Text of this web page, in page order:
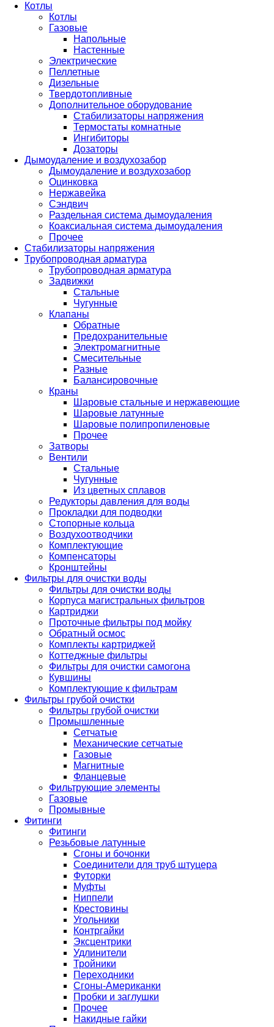
Котлы
Котлы
Газовые
Напольные
Настенные
Электрические
Пеллетные
Дизельные
Твердотопливные
Дополнительное оборудование
Стабилизаторы напряжения
Термостаты комнатные
Ингибиторы
Дозаторы
Дымоудаление и воздухозабор
Дымоудаление и воздухозабор
Оцинковка
Нержавейка
Сэндвич
Раздельная система дымоудаления
Коаксиальная система дымоудаления
Прочее
Стабилизаторы напряжения
Трубопроводная арматура
Трубопроводная арматура
Задвижки
Стальные
Чугунные
Клапаны
Обратные
Предохранительные
Электромагнитные
Смесительные
Разные
Балансировочные
Краны
Шаровые стальные и нержавеющие
Шаровые латунные
Шаровые полипропиленовые
Прочее
Затворы
Вентили
Стальные
Чугунные
Из цветных сплавов
Редукторы давления для воды
Прокладки для подводки
Стопорные кольца
Воздухоотводчики
Комплектующие
Компенсаторы
Кронштейны
Фильтры для очистки воды
Фильтры для очистки воды
Корпуса магистральных фильтров
Картриджи
Проточные фильтры под мойку
Обратный осмос
Комплекты картриджей
Коттеджные фильтры
Фильтры для очистки самогона
Кувшины
Комплектующие к фильтрам
Фильтры грубой очистки
Фильтры грубой очистки
Промышленные
Сетчатые
Механические сетчатые
Газовые
Магнитные
Фланцевые
Фильтрующие элементы
Газовые
Промывные
Фитинги
Фитинги
Резьбовые латунные
Сгоны и бочонки
Соединители для труб штуцера
Футорки
Муфты
Ниппели
Крестовины
Угольники
Контргайки
Эксцентрики
Удлинители
Тройники
Переходники
Сгоны-Американки
Пробки и заглушки
Прочее
Накидные гайки